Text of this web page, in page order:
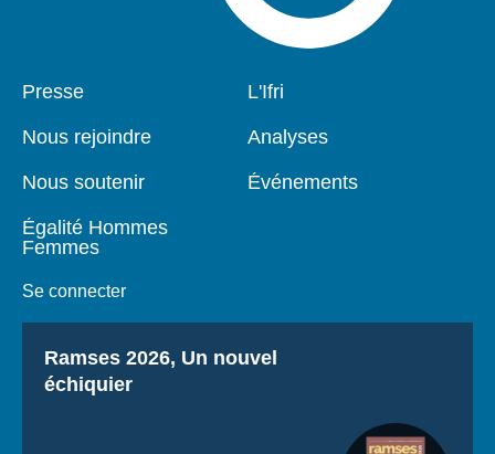
Pied
Presse
Nous rejoindre
Nous soutenir
Égalité Hommes
Femmes
Se connecter
Navigation
L'Ifri
Analyses
Événements
Titre
Ramses 2026, Un nouvel
échiquier